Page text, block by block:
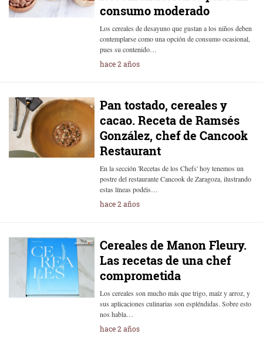
consumo moderado
Los cereales de desayuno que gustan a los niños deben
contemplarse como una opción de consumo ocasional,
pues su contenido…
hace 2 años
Pan tostado, cereales y
cacao. Receta de Ramsés
González, chef de Cancook
Restaurant
En la sección 'Recetas de los Chefs' hoy tenemos un
postre del restaurante Cancook de Zaragoza, ilustrando
estas líneas podéis…
hace 2 años
Cereales de Manon Fleury.
Las recetas de una chef
comprometida
Los cereales son mucho más que trigo, maíz y arroz, y
sus aplicaciones culinarias son espléndidas. Sobre esto
nos habla…
hace 2 años